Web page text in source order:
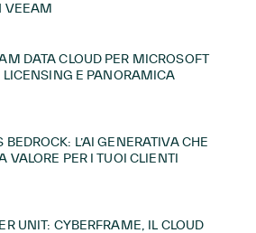
VEEAM
DATA CLOUD PER MICROSOFT
E PANORAMICA
BEDROCK: L’AI GENERATIVA CHE
VALORE PER I TUOI CLIENTI
UNIT: CYBERFRAME, IL CLOUD